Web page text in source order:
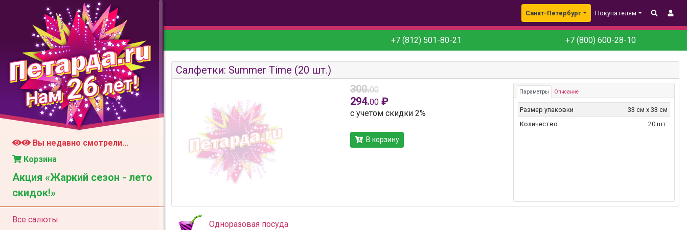
Нам26лет!
Вы недавно смотрели...
Корзина
Акция «Жаркий сезон - лето
скидок!»
Все салюты
Санкт-Петербург Покупателям
+7 (812) 501-80-21 +7 (800) 600-28-10
Салфетки: Summer Time (20 шт.)
300.00
294.00₽
с учетом скидки 2%
В корзину
Параметры Описание
Размер упаковки
33 см х 33 см
Количество
20 шт.
Одноразовая посуда